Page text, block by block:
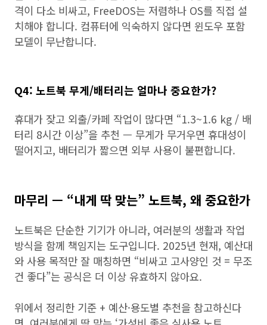
격이 다소 비싸고, FreeDOS는 저렴하나 OS를 직접 설
치해야 합니다. 컴퓨터에 익숙하지 않다면 윈도우 포함
모델이 무난합니다.
Q4: 노트북 무게/배터리는 얼마나 중요한가?
휴대가 잦고 외출/카페 작업이 많다면 “1.3~1.6 kg / 배
터리 8시간 이상”을 추천 — 무게가 무거우면 휴대성이
떨어지고, 배터리가 짧으면 외부 사용이 불편합니다.
마무리 — “내게 딱 맞는” 노트북, 왜 중요한가
노트북은 단순한 기기가 아니라, 여러분의 생활과 작업
방식을 함께 책임지는 도구입니다. 2025년 현재, 예산대
와 사용 목적만 잘 매칭하면 “비싸고 고사양인 것 = 무조
건 좋다”는 공식은 더 이상 유효하지 않아요.
위에서 정리한 기준 + 예산·용도별 추천을 참고하신다